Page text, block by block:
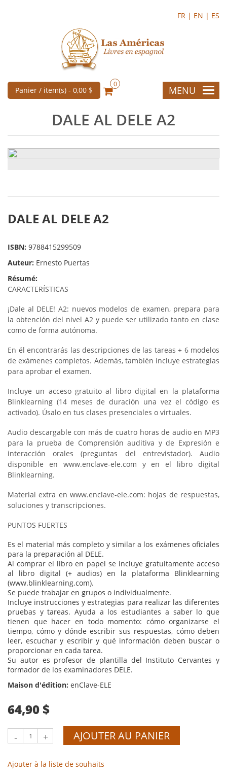
FR | EN | ES
Panier / item(s) - 0,00 $
0
MENU
DALE AL DELE A2
DALE AL DELE A2
ISBN: 9788415299509
Auteur: Ernesto Puertas
Résumé:
CARACTERÍSTICAS
¡Dale al DELE! A2: nuevos modelos de examen, prepara para
la obtención del nivel A2 y puede ser utilizado tanto en clase
como de forma autónoma.
En él encontrarás las descripciones de las tareas + 6 modelos
de exámenes completos. Además, también incluye estrategias
para aprobar el examen.
Incluye un acceso gratuito al libro digital en la plataforma
Blinklearning (14 meses de duración una vez el código es
activado). Úsalo en tus clases presenciales o virtuales.
Audio descargable con más de cuatro horas de audio en MP3
para la prueba de Comprensión auditiva y de Expresión e
interacción orales (preguntas del entrevistador). Audio
disponible en www.enclave-ele.com y en el libro digital
Blinklearning.
Material extra en www.enclave-ele.com: hojas de respuestas,
soluciones y transcripciones.
PUNTOS FUERTES
Es el material más completo y similar a los exámenes oficiales
para la preparación al DELE.
Al comprar el libro en papel se incluye gratuitamente acceso
al libro digital (+ audios) en la plataforma Blinklearning
(www.blinklearning.com).
Se puede trabajar en grupos o individualmente.
Incluye instrucciones y estrategias para realizar las diferentes
pruebas y tareas. Ayuda a los estudiantes a saber lo que
tienen que hacer en todo momento: cómo organizarse el
tiempo, cómo y dónde escribir sus respuestas, cómo deben
leer, escuchar y escribir y qué información deben buscar o
proporcionar en cada tarea.
Su autor es profesor de plantilla del Instituto Cervantes y
formador de los examinadores DELE.
Maison d'édition: enClave-ELE
64,90 $
- + AJOUTER AU PANIER
Ajouter à la liste de souhaits